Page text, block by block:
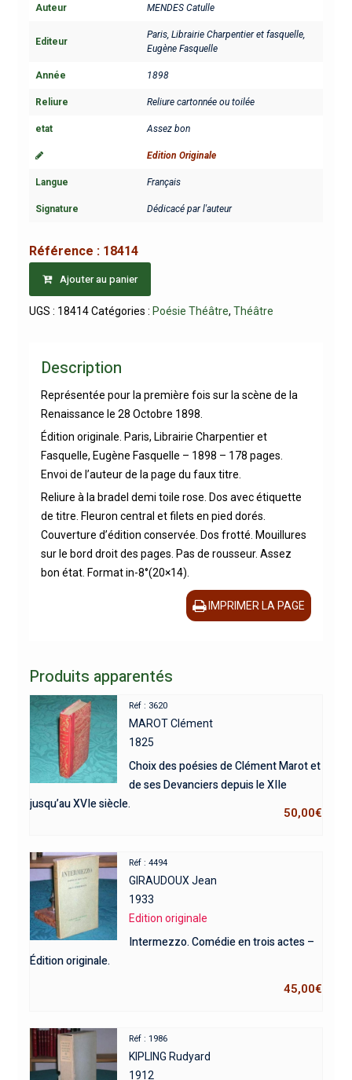
Auteur MENDES Catulle
Editeur
Paris, Librairie Charpentier et fasquelle,
Eugène Fasquelle
Année 1898
Reliure Reliure cartonnée ou toilée
etat Assez bon
Edition Originale
Langue Français
Signature Dédicacé par l'auteur
Référence : 18414
Ajouter au panier
UGS : 18414 Catégories : Poésie Théâtre, Théâtre
Description
Représentée pour la première fois sur la scène de la
Renaissance le 28 Octobre 1898.
Édition originale. Paris, Librairie Charpentier et
Fasquelle, Eugène Fasquelle – 1898 – 178 pages.
Envoi de l’auteur de la page du faux titre.
Reliure à la bradel demi toile rose. Dos avec étiquette
de titre. Fleuron central et filets en pied dorés.
Couverture d’édition conservée. Dos frotté. Mouillures
sur le bord droit des pages. Pas de rousseur. Assez
bon état. Format in-8°(20×14).
IMPRIMER LA PAGE
Produits apparentés
Réf : 3620
MAROT Clément
1825
Choix des poésies de Clément Marot et
de ses Devanciers depuis le XIIe
jusqu’au XVIe siècle.
50,00€
Réf : 4494
GIRAUDOUX Jean
1933
Edition originale
Intermezzo. Comédie en trois actes –
Édition originale.
45,00€
Réf : 1986
KIPLING Rudyard
1912